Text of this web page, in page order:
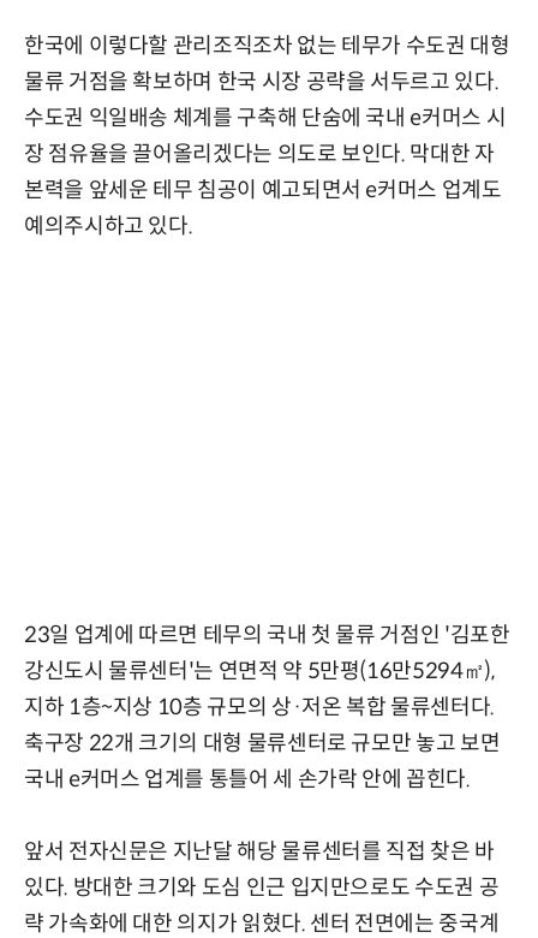
한국에 이렇다할 관리조직조차 없는 테무가 수도권 대형
물류 거점을 확보하며 한국 시장 공략을 서두르고 있다.
수도권 익일배송 체계를 구축해 단숨에 국내 e커머스 시
장 점유율을 끌어올리겠다는 의도로 보인다. 막대한 자
본력을 앞세운 테무 침공이 예고되면서 e커머스 업계도
예의주시하고 있다.
23일 업계에 따르면 테무의 국내 첫 물류 거점인 '김포한
강신도시 물류센터'는 연면적 약 5만평(16만5294㎡),
지하 1층~지상 10층 규모의 상·저온 복합 물류센터다.
축구장 22개 크기의 대형 물류센터로 규모만 놓고 보면
국내 e커머스 업계를 통틀어 세 손가락 안에 꼽힌다.
앞서 전자신문은 지난달 해당 물류센터를 직접 찾은 바
있다. 방대한 크기와 도심 인근 입지만으로도 수도권 공
략 가속화에 대한 의지가 읽혔다. 센터 전면에는 중국계